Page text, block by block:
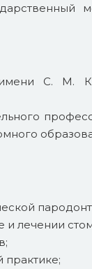
С. М.
лечении